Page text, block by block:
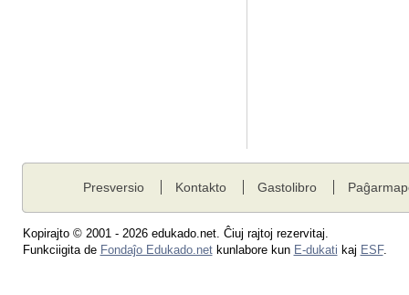
Presversio Kontakto Gastolibro
Kopirajto © 2001 - 2026 edukado.net. Ĉiuj rajtoj rezervitaj.
Funkciigita de Fondaĵo Edukado.netkunlabore kun E-dukati kaj ESF.